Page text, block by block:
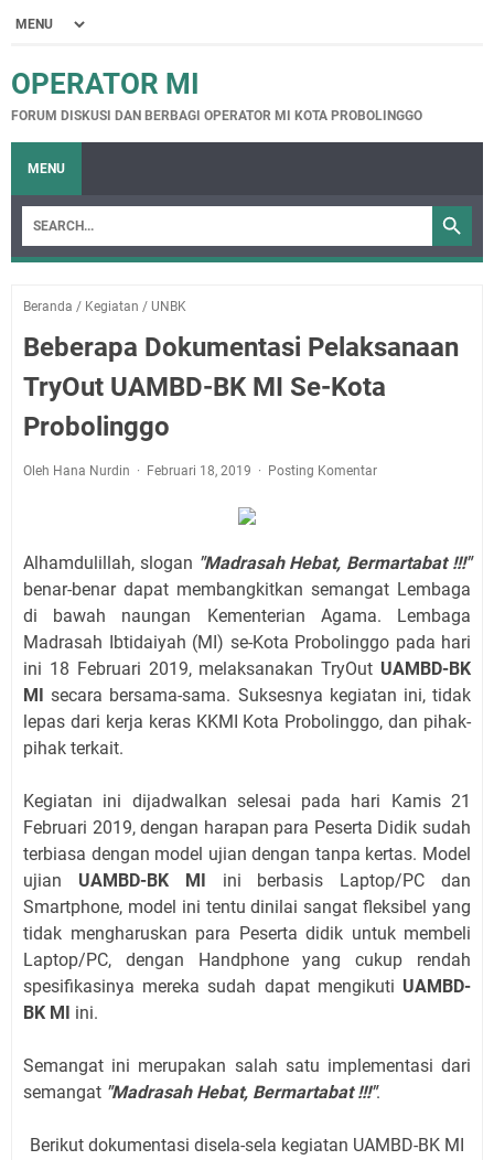
OPERATOR MI
FORUM DISKUSI DAN BERBAGI OPERATOR MI KOTA PROBOLINGGO
MENU
Beranda / Kegiatan / UNBK
Beberapa Dokumentasi Pelaksanaan
TryOut UAMBD-BK MI Se-Kota
Probolinggo
Oleh Hana Nurdin Februari 18, 2019 Posting Komentar
Alhamdulillah, slogan "Madrasah Hebat, Bermartabat !!!"
benar-benar dapat membangkitkan semangat Lembaga
di bawah naungan Kementerian Agama. Lembaga
Madrasah Ibtidaiyah (MI) se-Kota Probolinggo pada hari
ini 18 Februari 2019, melaksanakan TryOut UAMBD-BK
MI secara bersama-sama. Suksesnya kegiatan ini, tidak
lepas dari kerja keras KKMI Kota Probolinggo, dan pihak-
pihak terkait.
Kegiatan ini dijadwalkan selesai pada hari Kamis 21
Februari 2019, dengan harapan para Peserta Didik sudah
terbiasa dengan model ujian dengan tanpa kertas. Model
ujian UAMBD-BK MI ini berbasis Laptop/PC dan
Smartphone, model ini tentu dinilai sangat fleksibel yang
tidak mengharuskan para Peserta didik untuk membeli
Laptop/PC, dengan Handphone yang cukup rendah
spesifikasinya mereka sudah dapat mengikuti UAMBD-
BK MI ini.
Semangat ini merupakan salah satu implementasi dari
semangat "Madrasah Hebat, Bermartabat !!!".
Berikut dokumentasi disela-sela kegiatan UAMBD-BK MI